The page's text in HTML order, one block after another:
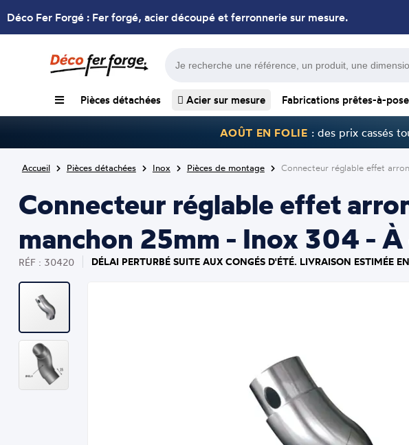
Déco Fer Forgé : Fer forgé, acier découpé et ferronnerie sur mesure.
Pièces détachées Acier sur mesure Fabrications prêtes-à-
AOÛT EN FOLIE : des prix cassés
Accueil Pièces détachées Inox Pièces de montage Connecteur réglable effet
Connecteur réglable effet
manchon 25mm - Inox 304 -
RÉF : 30420 DÉLAI PERTURBÉ SUITE AUX CONGÉS D'ÉTÉ. LIVRAISON ESTIMÉE